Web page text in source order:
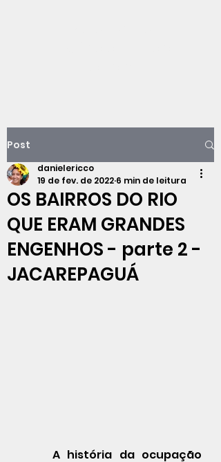
Post
OS BAIRROS DO RIO
QUE ERAM GRANDES
ENGENHOS - parte 2 -
JACAREPAGUÁ
danielericco
19 de fev. de 2022 6 min de leitura